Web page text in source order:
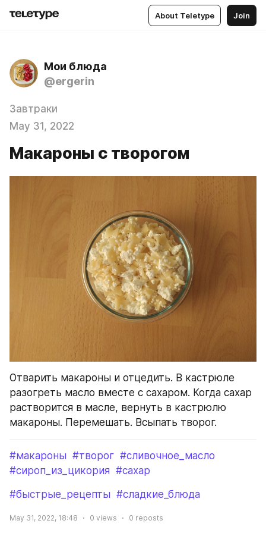
About Teletype Join
Мои блюда
@ergerin
Завтраки
May 31, 2022
Макароны с творогом
Отварить макароны и отцедить. В кастрюле
разогреть масло вместе с сахаром. Когда сахар
растворится в масле, вернуть в кастрюлю
макароны. Перемешать. Всыпать творог.
#макароны #творог #сливочное_масло
#сироп_из_цикория #сахар
#быстрые_рецепты #сладкие_блюда
May 31, 2022, 18:48 0 views 0 reposts